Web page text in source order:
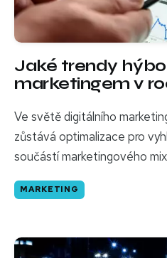
Jaké trendy
marketingem v
Ve světě digitálního
zůstává optimalizace pro
součástí marketingového
MARKETING